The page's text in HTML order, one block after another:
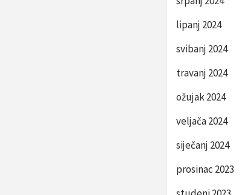
lipanj 2024
svibanj 2024
travanj 2024
ožujak 2024
veljača 2024
siječanj 2024
prosinac 2023